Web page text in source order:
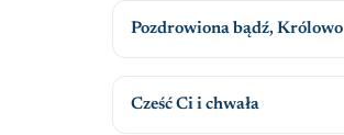
Pozdrowiona bądź, Królowo
Cześć Ci i chwała